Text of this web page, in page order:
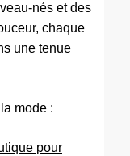
nés et des
chaque
une tenue
mode :
pour